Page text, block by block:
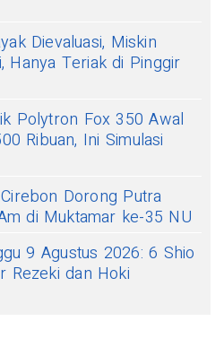
Dievaluasi, Miskin
Hanya Teriak di Pinggir
Polytron Fox 350 Awal
Ribuan, Ini Simulasi
Dorong Putra
di Muktamar ke-35 NU
9 Agustus 2026: 6 Shio
Rezeki dan Hoki